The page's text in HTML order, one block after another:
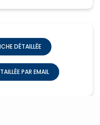
DÉTAILLÉE
PAR EMAIL